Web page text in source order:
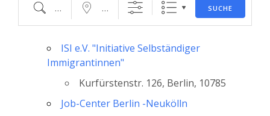
SUCHE
ISI e.V. "Initiative Selbständiger
Immigrantinnen"
Kurfürstenstr. 126, Berlin, 10785
Job-Center Berlin -Neukölln